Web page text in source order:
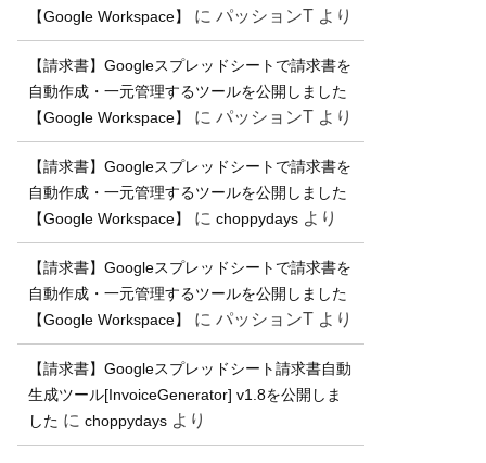
【Google Workspace】
に パッションT より
【請求書】Googleスプレッドシートで請求書を
自動作成・一元管理するツールを公開しました
【Google Workspace】
に パッションT より
【請求書】Googleスプレッドシートで請求書を
自動作成・一元管理するツールを公開しました
【Google Workspace】
に choppydays より
【請求書】Googleスプレッドシートで請求書を
自動作成・一元管理するツールを公開しました
【Google Workspace】
に パッションT より
【請求書】Googleスプレッドシート請求書自動
生成ツール[InvoiceGenerator] v1.8を公開しま
した に choppydays より